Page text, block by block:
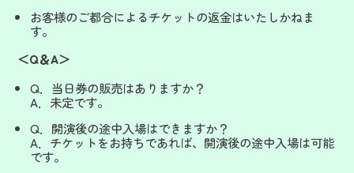
お客様のご都合によるチケットの返金はいたしかねま
す。
＜Q＆A＞
Q．当日券の販売はありますか？
A．未定です。
Q．開演後の途中入場はできますか？
A．チケットをお持ちであれば、開演後の途中入場は可能
です。